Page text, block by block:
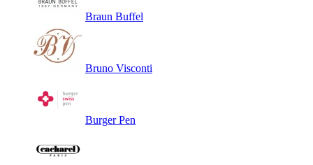
Braun Buffel
Bruno Visconti
Burger Pen